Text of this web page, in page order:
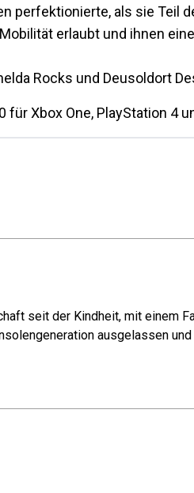
perfektionierte, als sie Teil
erlaubt und ihnen
Rocks und Deusoldort
Xbox One, PlayStation 4
seit der Kindheit, mit einem
ausgelassen